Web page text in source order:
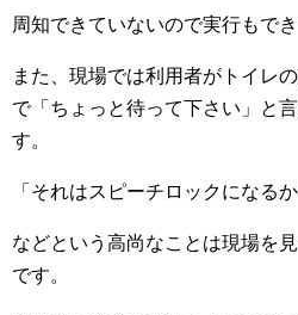
周知できていないので実行もでき
また、現場では利用者がトイレ
で「ちょっと待って下さい」と
す。
「それはスピーチロックになる
などという高尚なことは現場を
です。